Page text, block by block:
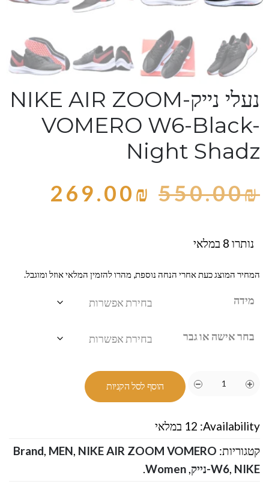
נעלי נייק-NIKE AIR ZOOM
VOMERO W6-Black-
Night Shadz
550.00₪
269.00₪
נותרו 8 במלאי
המחיר המוצג כעת אחרי הנחה נוספת, מהרו להזמין המלאי אוזל ומוגבל.
מידה
בחר אישה או גבר
הוסף לסל הקניות
Availability: 12 במלאי
קטגוריות:
Brand, MEN, NIKE AIR ZOOM VOMERO
W6, NIKE-נייק ,
Women
.